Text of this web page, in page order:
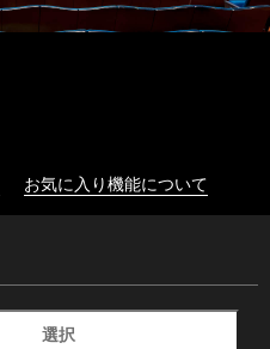
お気に入り機能について
選択